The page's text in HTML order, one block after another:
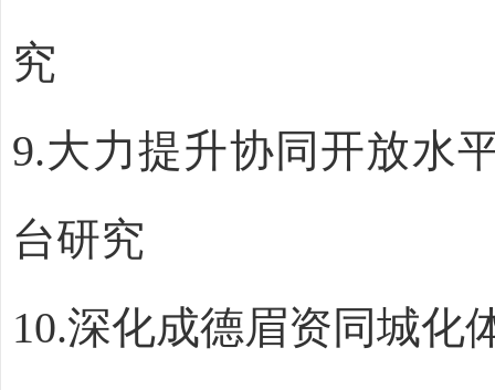
究
9.大力提升协同开放水
台研究
10.深化成德眉资同城化